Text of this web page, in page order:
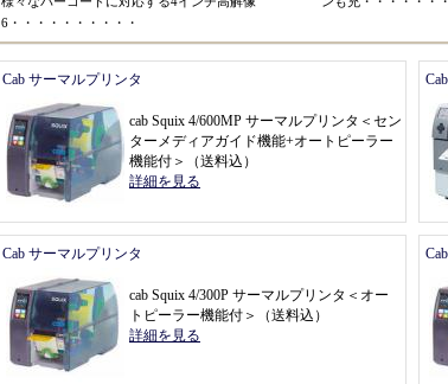
6 ・・・・・・・・・・
Cab サーマルプリンタ
cab Squix 4/600MP サーマルプリンタ ＜ セン
ターメディアガイド機能+オートピーラー
機能付 ＞（送料込 ）
詳細を見る
Cab サーマルプリンタ
cab Squix 4/300P サーマルプリンタ ＜ オー
トピーラー機能付 ＞（送料込 ）
詳細を見る